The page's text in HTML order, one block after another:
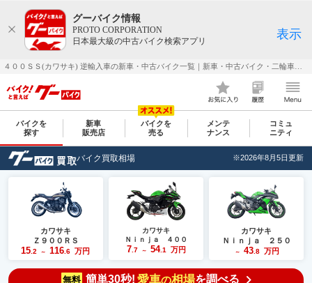
グーバイク情報
PROTO CORPORATION
日本最大級の中古バイク検索アプリ
表示
バイクを
探す
新車
販売店
バイクを
売る
メンテ
ナンス
コミュ
ニティ
バイク買取相場 ※2026年8月5日更新
カワサキ
Ｚ９００ＲＳ
15 .2 ～ 116 .6 万円
カワサキ
Ｎｉｎｊａ ４００
7.7 ～ 54.1 万円
カワサキ
Ｎｉｎｊａ ２５０
～ 43.8 万円
無料 簡単30秒! 愛車の相場を調べる